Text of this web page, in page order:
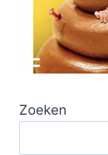
Zoeken